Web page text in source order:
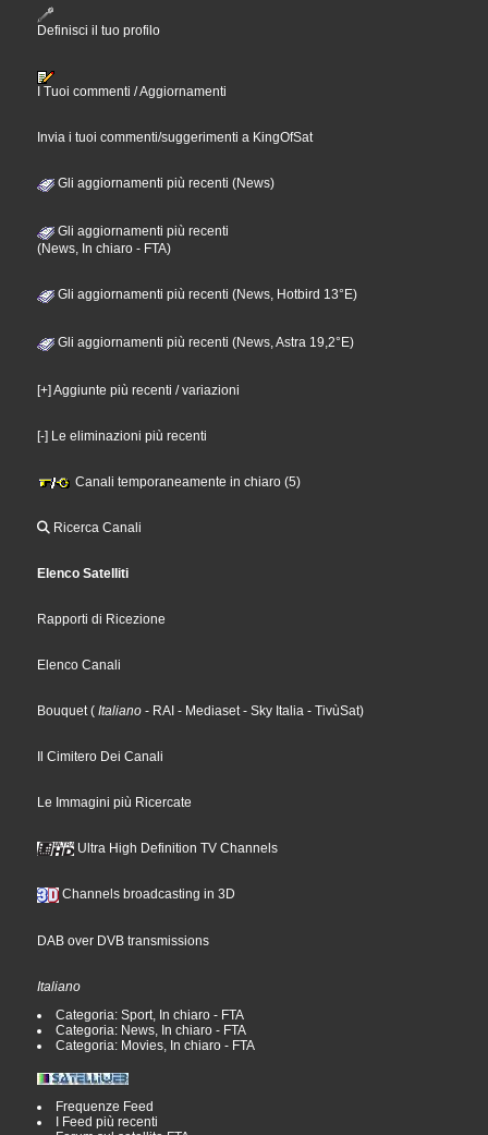
Definisci il tuo profilo
I Tuoi commenti / Aggiornamenti
Invia i tuoi commenti/suggerimenti a KingOfSat
Gli aggiornamenti più recenti (News)
Gli aggiornamenti più recenti
(News, In chiaro - FTA)
Gli aggiornamenti più recenti (News, Hotbird 13°E)
Gli aggiornamenti più recenti (News, Astra 19,2°E)
[+] Aggiunte più recenti / variazioni
[-] Le eliminazioni più recenti
Canali temporaneamente in chiaro (5)
Ricerca Canali
Elenco Satelliti
Rapporti di Ricezione
Elenco Canali
Bouquet ( Italiano - RAI - Mediaset - Sky Italia - TivùSat)
Il Cimitero Dei Canali
Le Immagini più Ricercate
Ultra High Definition TV Channels
Channels broadcasting in 3D
DAB over DVB transmissions
Italiano
Categoria: Sport, In chiaro - FTA
Categoria: News, In chiaro - FTA
Categoria: Movies, In chiaro - FTA
Frequenze Feed
I Feed più recenti